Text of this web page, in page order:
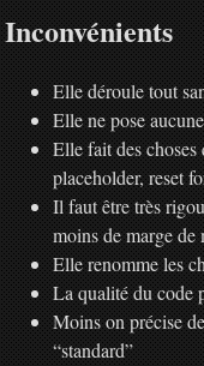
Inconvénients
Elle déroule tout
Elle ne pose
Elle fait des choses
placeholder, reset
Il faut être très
moins de marge
Elle renomme les
La qualité du code
Moins on précise
“standard”